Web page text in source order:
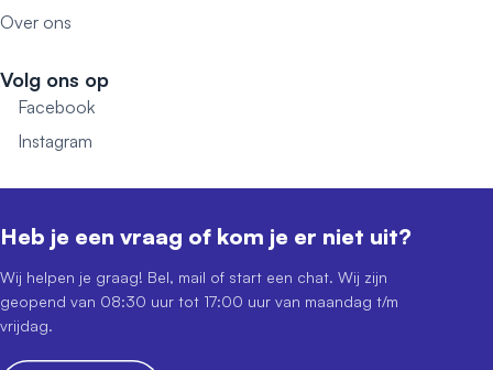
Over ons
Volg ons op
Facebook
Instagram
Heb je een vraag of kom je er niet uit?
Wij helpen je graag! Bel, mail of start een chat. Wij zijn
geopend van 08:30 uur tot 17:00 uur van maandag t/m
vrijdag.